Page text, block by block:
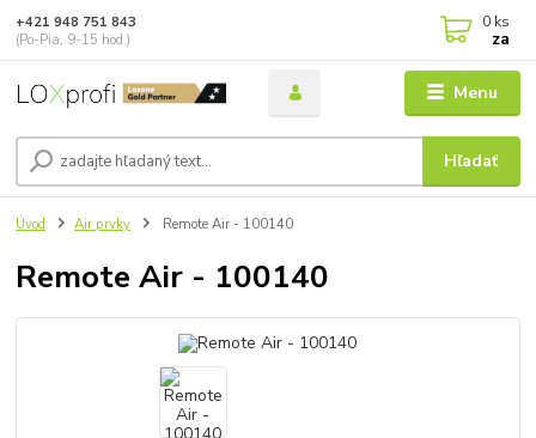
Menu
Hľadať
+421 948 751 843
(Po-Pia, 9-15 hod.)
0 ks
za
Úvod Air prvky Remote Air - 100140
Remote Air - 100140